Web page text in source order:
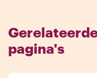
pagina's